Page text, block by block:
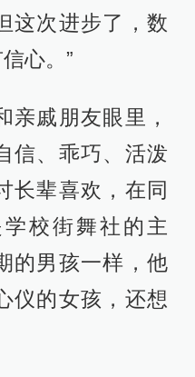
这次进步了，数
心。”
亲戚朋友眼里，
信、乖巧、活泼
长辈喜欢，在同
校街舞社的主
的男孩一样，他
仪的女孩，还想